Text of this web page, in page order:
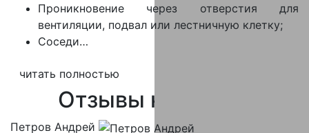
Проникновение через отверстия для
вентиляции, подвал или лестничную клетку;
Соседи…
читать полностью
Отзывы клиентов
Петров Андрей